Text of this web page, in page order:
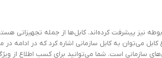
نیز پیشرفت کرده‌اند. کابل‌ها از جمله تجهیزاتی
می‌توان به کابل سازمانی اشاره کرد که در ادامه در
سازمانی است. شما می‌توانید برای کسب اطلاع از